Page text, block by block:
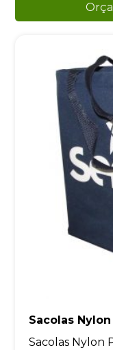
Sacolas
Sacolas Nylon